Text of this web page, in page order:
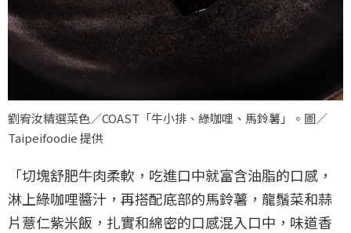
劉宥汝精選菜色／COAST「牛小排、綠咖哩、馬鈴薯」。圖／
Taipeifoodie 提供
「切塊舒肥牛肉柔軟，吃進口中就富含油脂的口感，
淋上綠咖哩醬汁，再搭配底部的馬鈴薯，龍鬚菜和蒜
片薏仁紫米飯，扎實和綿密的口感混入口中，味道香